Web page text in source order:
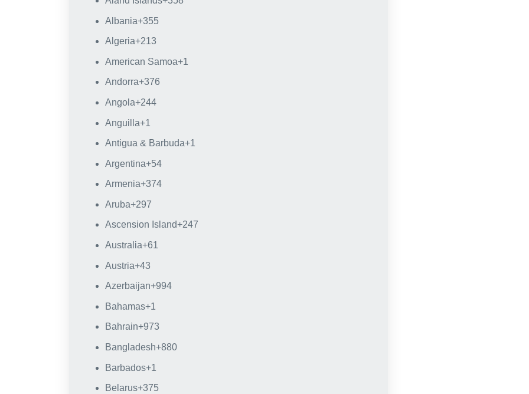
Albania+355
Algeria+213
American Samoa+1
Andorra+376
Angola+244
Anguilla+1
Antigua & Barbuda+1
Argentina+54
Armenia+374
Aruba+297
Ascension Island+247
Australia+61
Austria+43
Azerbaijan+994
Bahamas+1
Bahrain+973
Bangladesh+880
Barbados+1
Belarus+375